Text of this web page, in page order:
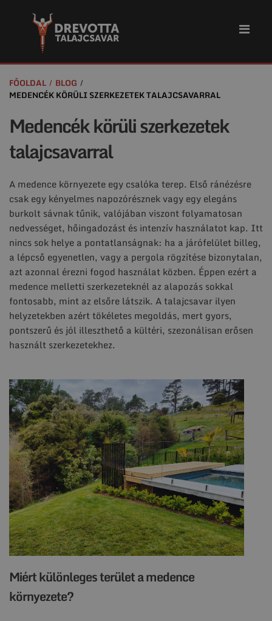
FŐOLDAL
BLOG
MEDENCÉK KÖRÜLI SZERKEZETEK TALAJCSAVARRAL
Medencék körüli szerkezetek
talajcsavarral
A medence környezete egy csalóka terep. Első ránézésre
csak egy kényelmes napozórésznek vagy egy elegáns
burkolt sávnak tűnik, valójában viszont folyamatosan
nedvességet, hőingadozást és intenzív használatot kap. Itt
nincs sok helye a pontatlanságnak: ha a járófelület billeg,
a lépcső egyenetlen, vagy a pergola rögzítése bizonytalan,
azt azonnal érezni fogod használat közben. Éppen ezért a
medence melletti szerkezeteknél az alapozás sokkal
fontosabb, mint az elsőre látszik. A talajcsavar ilyen
helyzetekben azért tökéletes megoldás, mert gyors,
pontszerű és jól illeszthető a kültéri, szezonálisan erősen
használt szerkezetekhez.
Miért különleges terület a medence
környezete?